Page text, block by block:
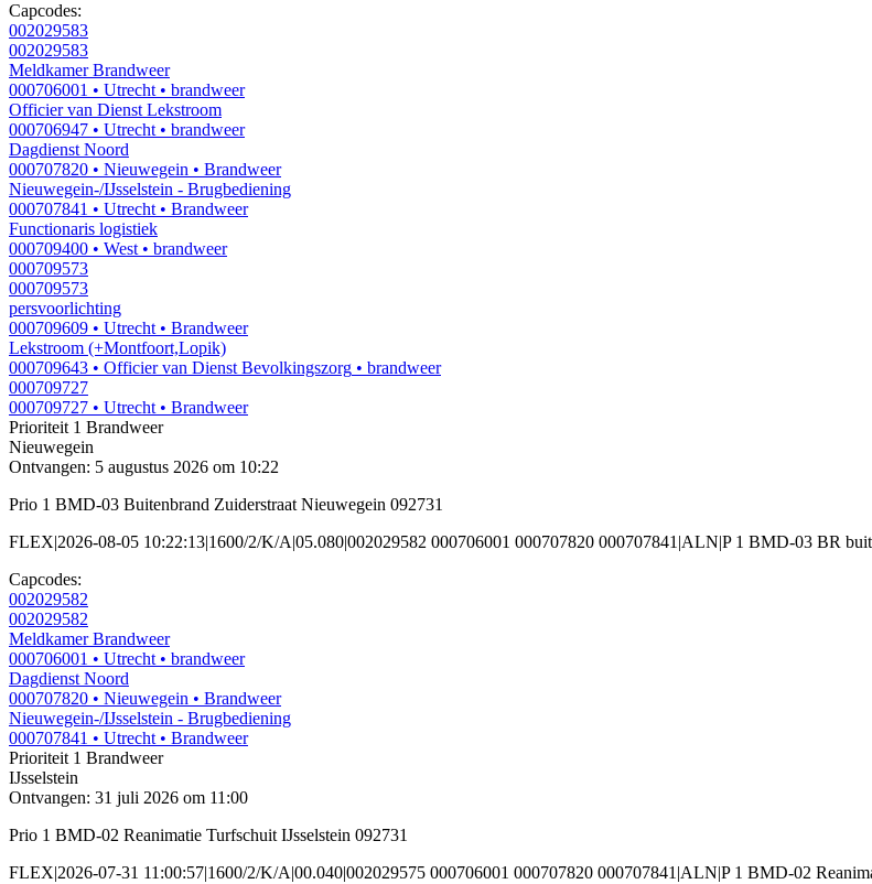
Capcodes:
002029583
002029583
Meldkamer Brandweer
000706001 • Utrecht • brandweer
Officier van Dienst Lekstroom
000706947 • Utrecht • brandweer
Dagdienst Noord
000707820 • Nieuwegein • Brandweer
Nieuwegein-/IJsselstein - Brugbediening
000707841 • Utrecht • Brandweer
Functionaris logistiek
000709400 • West • brandweer
000709573
000709573
persvoorlichting
000709609 • Utrecht • Brandweer
Lekstroom (+Montfoort,Lopik)
000709643 • Officier van Dienst Bevolkingszorg • brandweer
000709727
000709727 • Utrecht • Brandweer
Prioriteit 1 Brandweer
Nieuwegein
Ontvangen: 5 augustus 2026 om 10:22
Prio 1 BMD-03 Buitenbrand Zuiderstraat Nieuwegein 092731
FLEX|2026-08-05 10:22:13|1600/2/K/A|05.080|002029582 000706001 000707820 000707841|ALN|P 1 BMD-03 BR
Capcodes:
002029582
002029582
Meldkamer Brandweer
000706001 • Utrecht • brandweer
Dagdienst Noord
000707820 • Nieuwegein • Brandweer
Nieuwegein-/IJsselstein - Brugbediening
000707841 • Utrecht • Brandweer
Prioriteit 1 Brandweer
IJsselstein
Ontvangen: 31 juli 2026 om 11:00
Prio 1 BMD-02 Reanimatie Turfschuit IJsselstein 092731
FLEX|2026-07-31 11:00:57|1600/2/K/A|00.040|002029575 000706001 000707820 000707841|ALN|P 1 BMD-02